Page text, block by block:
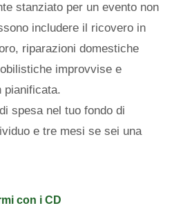
stanziato per un evento non
includere il ricovero in
riparazioni domestiche
improvvise e
pianificata.
spesa nel tuo fondo di
e tre mesi se sei una
con i CD